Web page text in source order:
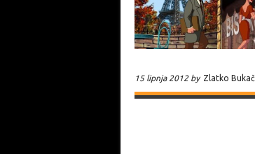
15 lipnja 2012 by Zlatko Bukač